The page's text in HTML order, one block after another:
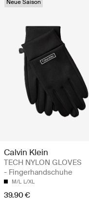
Neue Saison
Calvin Klein
TECH NYLON GLOVES
- Fingerhandschuhe
M/L L/XL
39.90 €